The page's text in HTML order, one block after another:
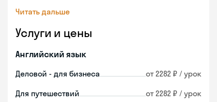
Читать дальше
Услуги и цены
Английский язык
Деловой - для бизнеса от 2282 ₽ / урок
Для путешествий от 2282 ₽ / урок